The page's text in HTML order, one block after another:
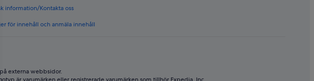
information/Kontakta oss
för innehåll och anmäla innehåll
externa webbsidor.